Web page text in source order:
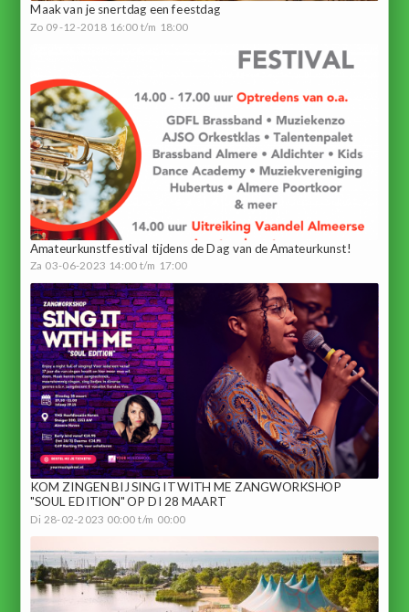
Maak van je snertdag een feestdag
Zo 09-12-2018 16:00 t/m 18:00
Amateurkunstfestival tijdens de Dag van de Amateurkunst!
Za 03-06-2023 14:00 t/m 17:00
KOM ZINGEN BIJ SING IT WITH ME ZANGWORKSHOP
"SOUL EDITION" OP DI 28 MAART
Di 28-02-2023 00:00 t/m 00:00